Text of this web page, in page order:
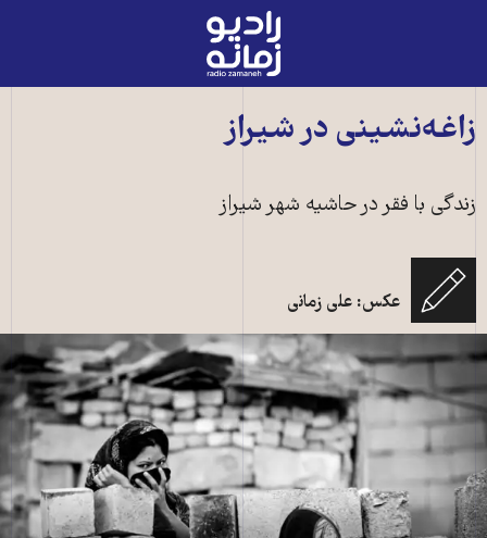
رادیو
زمانه
به
صفحه
زاغه‌نشینی در شیراز
زندگی با فقر در حاشیه شهر شیراز
عکس: علی زمانی